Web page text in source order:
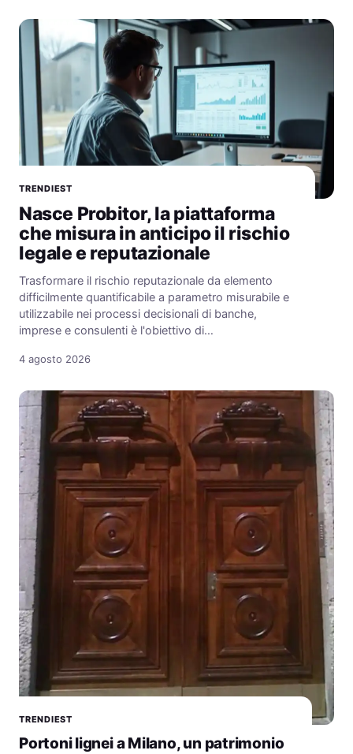
TRENDIEST
Nasce Probitor, la piattaforma
che misura in anticipo il rischio
legale e reputazionale
Trasformare il rischio reputazionale da elemento
difficilmente quantificabile a parametro misurabile e
utilizzabile nei processi decisionali di banche,
imprese e consulenti è l'obiettivo di…
4 agosto 2026
TRENDIEST
Portoni lignei a Milano, un patrimonio